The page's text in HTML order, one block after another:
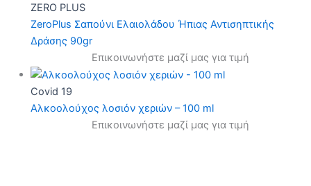
ZERO PLUS
ZeroPlus Σαπούνι Ελαιολάδου Ήπιας Αντισηπτικής
Δράσης 90gr
Επικοινωνήστε μαζί μας για τιμή
Covid 19
Αλκοολούχος λοσιόν χεριών – 100 ml
Επικοινωνήστε μαζί μας για τιμή